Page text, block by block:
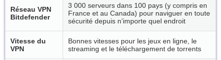
Réseau VPN
Bitdefender
3 000 serveurs dans 100 pays (y compris en
France et au Canada) pour naviguer en toute
sécurité depuis n’importe quel endroit
Vitesse du
VPN
Bonnes vitesses pour les jeux en ligne, le
streaming et le téléchargement de torrents